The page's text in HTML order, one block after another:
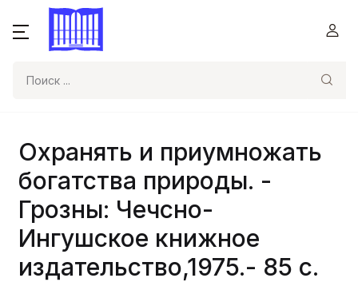
Охранять и приумножать
богатства природы. -
Грозны: Чечсно-
Ингушское книжное
издательство,1975.- 85 с.